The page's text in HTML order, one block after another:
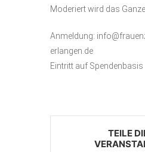
Moderiert wird das
Anmeldung:
erlangen.de
Eintritt auf Spendenbasis
TEILE